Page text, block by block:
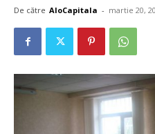
De către AloCapitala - martie 20,